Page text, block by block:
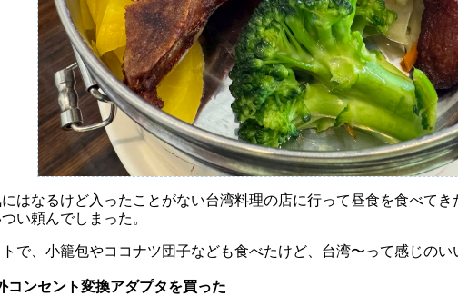
はなるけど入ったことがない台湾料理の店に行って昼食を食べて
い頼んでしまった。
で、小籠包やココナツ団子なども食べたけど、台湾〜って感じのい
ンセント変換アダプタを買った